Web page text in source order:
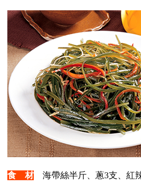
線上購物
English
芝初SesaOle
食 材 海帶絲半斤、蔥3支、紅